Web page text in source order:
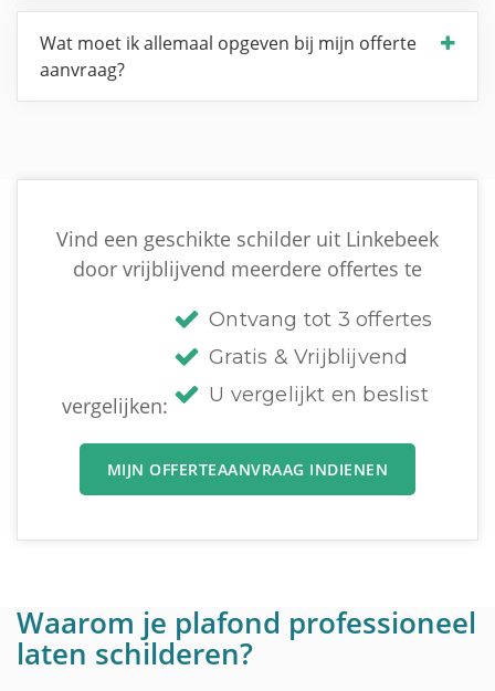
Wat moet ik allemaal opgeven bij mijn offerte
aanvraag?
Vind een geschikte schilder uit Linkebeek
door vrijblijvend meerdere offertes te
vergelijken:
Ontvang tot 3 offertes
Gratis & Vrijblijvend
U vergelijkt en beslist
MIJN OFFERTEAANVRAAG INDIENEN
Waarom je plafond professioneel
laten schilderen?